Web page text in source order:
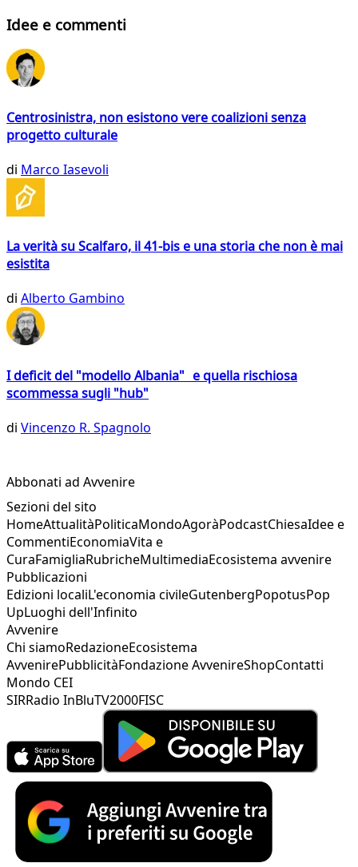
Idee e commenti
Centrosinistra, non esistono vere coalizioni senza
progetto culturale
di Marco Iasevoli
La verità su Scalfaro, il 41-bis e una storia che non è mai
esistita
di Alberto Gambino
I deficit del "modello Albania" e quella rischiosa
scommessa sugli "hub"
di Vincenzo R. Spagnolo
Abbonati ad Avvenire
Sezioni del sito
HomeAttualitàPoliticaMondoAgoràPodcastChiesaIdee e
CommentiEconomiaVita e
CuraFamigliaRubricheMultimediaEcosistema avvenire
Pubblicazioni
Edizioni localiL'economia civileGutenbergPopotusPop
UpLuoghi dell'Infinito
Avvenire
Chi siamoRedazioneEcosistema
AvvenirePubblicitàFondazione AvvenireShopContatti
Mondo CEI
SIRRadio InBluTV2000FISC